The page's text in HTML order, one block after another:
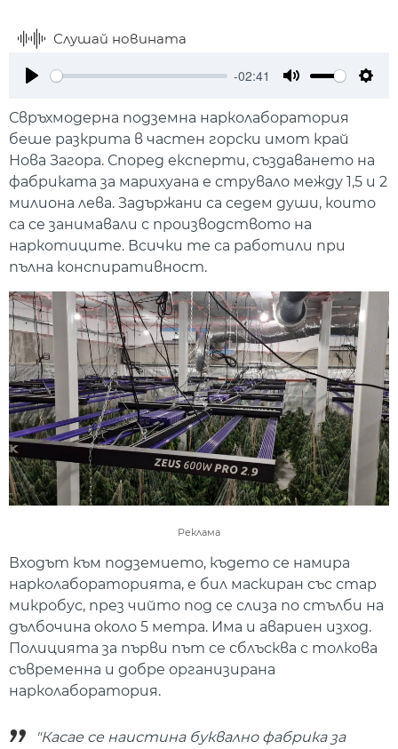
Слушай новината
-02:41
Свръхмодерна подземна нарколаборатория
беше разкрита в частен горски имот край
Нова Загора. Според експерти, създаването на
фабриката за марихуана е струвало между 1,5 и 2
милиона лева. Задържани са седем души, които
са се занимавали с производството на
наркотиците. Всички те са работили при
пълна конспиративност.
Реклама
Входът към подземието, където се намира
нарколабораторията, е бил маскиран със стар
микробус, през чийто под се слиза по стълби на
дълбочина около 5 метра. Има и авариен изход.
Полицията за първи път се сблъсква с толкова
съвременна и добре организирана
нарколаборатория.
"Касае се наистина буквално фабрика за